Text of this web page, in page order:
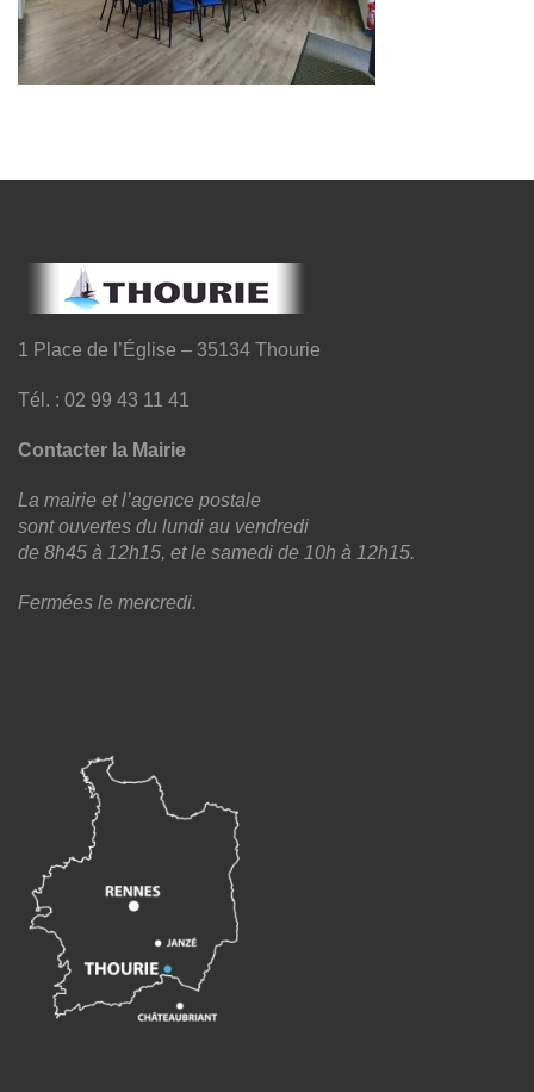
1 Place de l’Église – 35134 Thourie
Tél. : 02 99 43 11 41
Contacter la Mairie
La mairie et l’agence postale
sont ouvertes du lundi au vendredi
de 8h45 à 12h15, et le samedi de 10h à 12h15.
Fermées le mercredi.